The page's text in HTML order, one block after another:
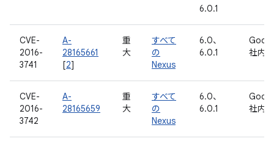
6.0.1
CVE-
2016-
3741
A-
28165661
[2]
重
大
すべて
の
Nexus
6.0、
6.0.1
社内
CVE-
2016-
3742
A-
28165659
重
大
すべて
の
Nexus
6.0、
6.0.1
社内